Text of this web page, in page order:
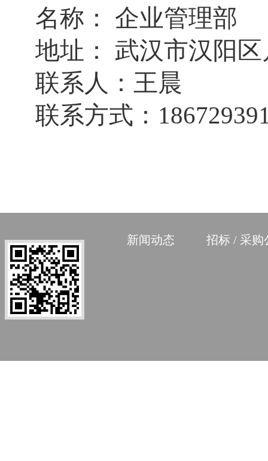
名称：
企业管理部
地址：
武汉市汉阳
联系人： 王晨
联系方式：
新闻动态 招标 / 采购